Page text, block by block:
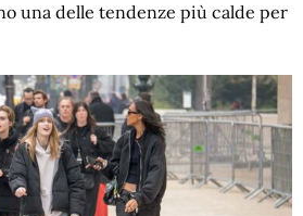
una delle tendenze più calde per